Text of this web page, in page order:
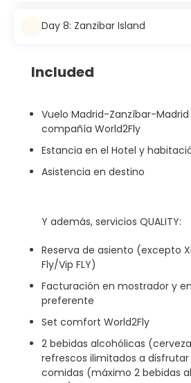
Day 8: Zanzibar Island
Included
Vuelo Madrid-Zanzíbar-
compañía World2Fly
Estancia en el Hotel y
Asistencia en destino
Y además, servicios QUALITY:
Reserva de asiento (excepto
Fly/Vip FLY)
Facturación en mostrador y
preferente
Set comfort World2Fly
2 bebidas alcohólicas
refrescos ilimitados a
comidas (máximo 2 bebidas